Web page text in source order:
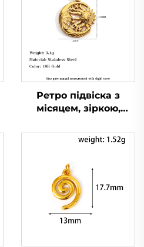
Ретро підвіска з
місяцем, зіркою,
18-каратному золоті,
порожниста
природною
тематикою